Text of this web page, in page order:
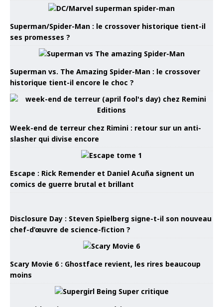
Superman/Spider-Man : le crossover historique tient-il
ses promesses ?
Superman vs. The Amazing Spider-Man : le crossover
historique tient-il encore le choc ?
Week-end de terreur chez Rimini : retour sur un anti-
slasher qui divise encore
Escape : Rick Remender et Daniel Acuña signent un
comics de guerre brutal et brillant
Disclosure Day : Steven Spielberg signe-t-il son nouveau
chef-d’œuvre de science-fiction ?
Scary Movie 6 : Ghostface revient, les rires beaucoup
moins